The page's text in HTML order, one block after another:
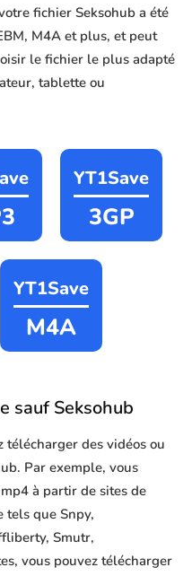
fichier Seksohub a été
M4A et plus, et peut
le fichier le plus adapté
tablette ou
YT1Save
3GP
YT1Save
M4A
sauf Seksohub
télécharger des vidéos ou
Par exemple, vous
à partir de sites de
tels que Snpy,
Smutr,
vous pouvez télécharger